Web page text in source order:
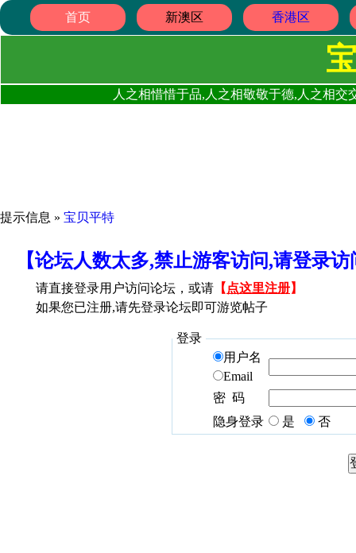
首页 新澳区 香港区
人之相惜惜于品,人之相敬敬于德,人之相
提示信息 » 宝贝平特
【论坛人数太多,禁止游客访问,请登录
请直接登录用户访问论坛，或请 【 点这里注册】
如果您已注册,请先登录论坛即可游览帖子
登录
用户名
Email
密 码
隐身登录
是 否